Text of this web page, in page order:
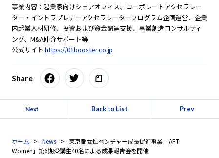
事業内容：起業家向けシェアオフィス、コーポレートアクセラレー
ター・イントラプレナーアクセラレータープログラム企画運営、企業
内起業人材研修、投資および資金調達支援、事業創造コンサルティ
ング、M&A仲介サポート等
公式サイト https://01booster.co.jp
Share
Next Back to List Prev
ホーム News
東京都女性ベンチャー成長促進事業「APT
Women」第6期受講生40名による成果報告会を開催